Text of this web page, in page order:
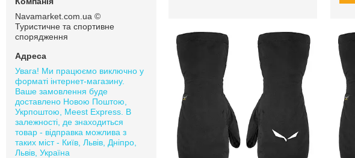
Navamarket.com.ua ©
Туристичне та спортивне
спорядження
Увага! Ми працюємо виключно у
форматі інтернет-магазину.
Ваше замовлення буде
доставлено Новою Поштою,
Укрпоштою, Meest Express. В
залежності, де знаходиться
товар - відправка можлива з
таких міст - Київ, Львів, Дніпро,
Львів, Україна